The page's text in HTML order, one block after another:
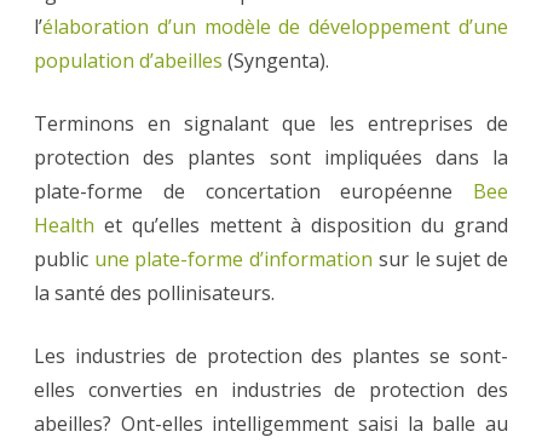
l’élaboration d’un modèle de développement d’une
population d’abeilles (Syngenta).
Terminons en signalant que les entreprises de
protection des plantes sont impliquées dans la
plate-forme de concertation européenne Bee
Health et qu’elles mettent à disposition du grand
public une plate-forme d’information sur le sujet de
la santé des pollinisateurs.
Les industries de protection des plantes se sont-
elles converties en industries de protection des
abeilles? Ont-elles intelligemment saisi la balle au